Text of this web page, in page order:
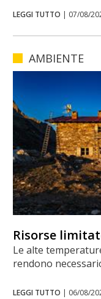
LEGGI TUTTO | 07/08/
AMBIENTE
Risorse
Le alte
rendono
LEGGI TUTTO | 06/08/